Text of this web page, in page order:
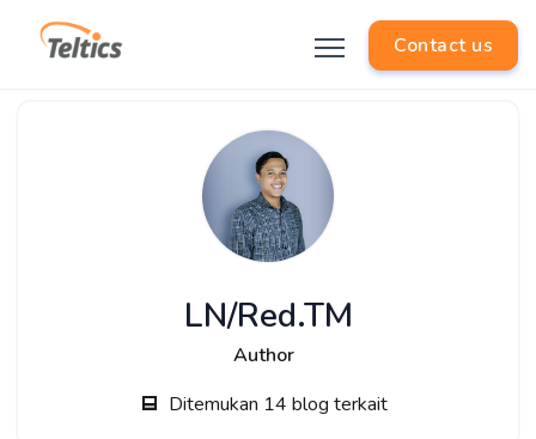
Contact us
LN/Red.TM
Author
Ditemukan 14 blog terkait